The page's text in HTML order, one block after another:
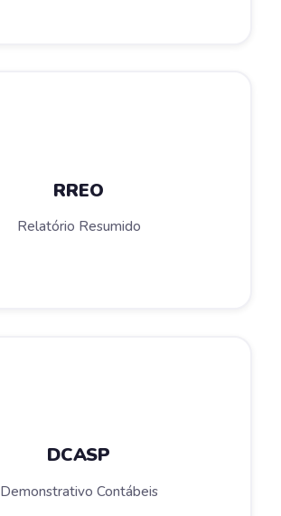
RREO
Relatório Resumido
DCASP
Demonstrativo Contábeis